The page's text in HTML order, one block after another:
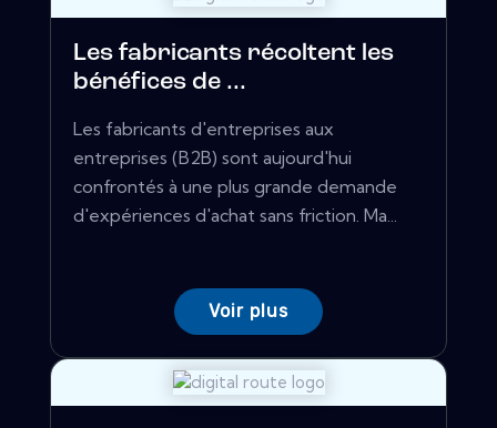
Les fabricants récoltent les
bénéfices de ...
Les fabricants d'entreprises aux
entreprises (B2B) sont aujourd'hui
confrontés à une plus grande demande
d'expériences d'achat sans friction. Ma...
Voir plus